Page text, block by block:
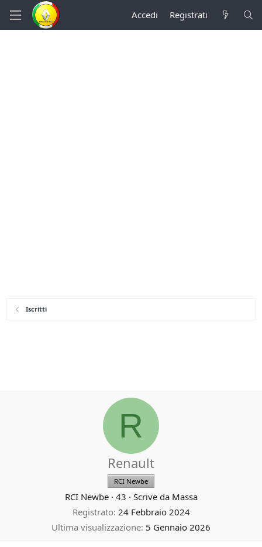
Accedi Registrati
Iscritti
R
Renault
RCI Newbe
RCI Newbe · 43 · Scrive da Massa
Registrato 24 Febbraio 2024
Ultima visualizzazione 5 Gennaio 2026